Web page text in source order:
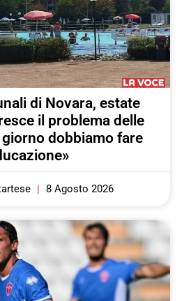
di Novara, estate
il problema delle
giorno dobbiamo fare
8 Agosto 2026